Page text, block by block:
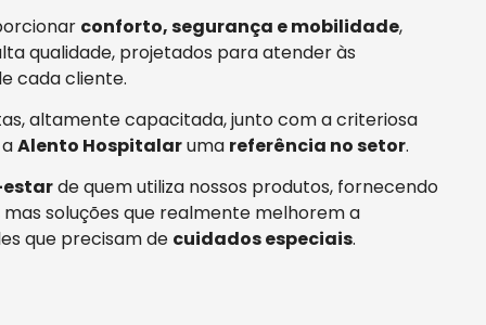
conforto, segurança e mobilidade,
qualidade, projetados para atender às
cada cliente.
altamente capacitada, junto com a criteriosa
Alento Hospitalaruma referência no setor.
de quem utiliza nossos produtos, fornecendo
soluções que realmente melhorem a
que precisam de cuidados especiais.